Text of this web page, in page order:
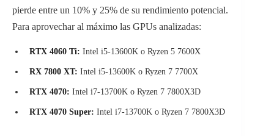
pierde entre un 10% y 25% de su rendimiento potencial.
Para aprovechar al máximo las GPUs analizadas:
RTX 4060 Ti: Intel i5-13600K o Ryzen 5 7600X
RX 7800 XT: Intel i5-13600K o Ryzen 7 7700X
RTX 4070: Intel i7-13700K o Ryzen 7 7800X3D
RTX 4070 Super: Intel i7-13700K o Ryzen 7 7800X3D